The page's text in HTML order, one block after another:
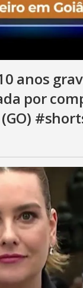
anos
por